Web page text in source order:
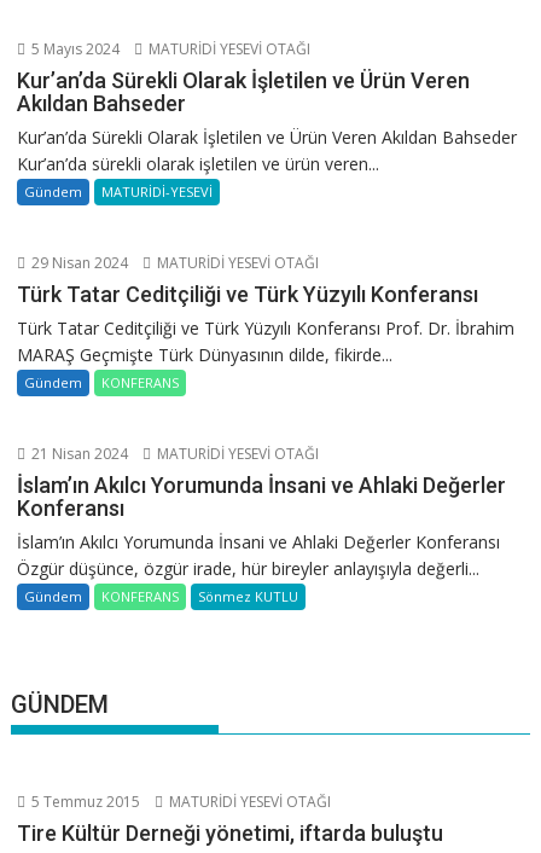
5 Mayıs 2024 MATURİDİ YESEVİ OTAĞI
Kur’an’da Sürekli Olarak İşletilen ve Ürün Veren
Akıldan Bahseder
Kur’an’da Sürekli Olarak İşletilen ve Ürün Veren Akıldan Bahseder
Kur’an’da sürekli olarak işletilen ve ürün veren...
Gündem MATURİDİ-YESEVİ
29 Nisan 2024 MATURİDİ YESEVİ OTAĞI
Türk Tatar Ceditçiliği ve Türk Yüzyılı Konferansı
Türk Tatar Ceditçiliği ve Türk Yüzyılı Konferansı Prof. Dr. İbrahim
MARAŞ Geçmişte Türk Dünyasının dilde, fikirde...
Gündem KONFERANS
21 Nisan 2024 MATURİDİ YESEVİ OTAĞI
İslam’ın Akılcı Yorumunda İnsani ve Ahlaki Değerler
Konferansı
İslam’ın Akılcı Yorumunda İnsani ve Ahlaki Değerler Konferansı
Özgür düşünce, özgür irade, hür bireyler anlayışıyla değerli...
Gündem KONFERANS Sönmez KUTLU
GÜNDEM
5 Temmuz 2015 MATURİDİ YESEVİ OTAĞI
Tire Kültür Derneği yönetimi, iftarda buluştu